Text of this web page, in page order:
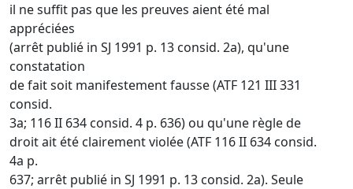
il ne suffit pas que les preuves aient été mal
appréciées
(arrêt publié in SJ 1991 p. 13 consid. 2a), qu'une
constatation
de fait soit manifestement fausse (ATF 121 III 331
consid.
3a; 116 II 634 consid. 4 p. 636) ou qu'une règle de
droit ait été clairement violée (ATF 116 II 634 consid.
4a p.
637; arrêt publié in SJ 1991 p. 13 consid. 2a). Seule